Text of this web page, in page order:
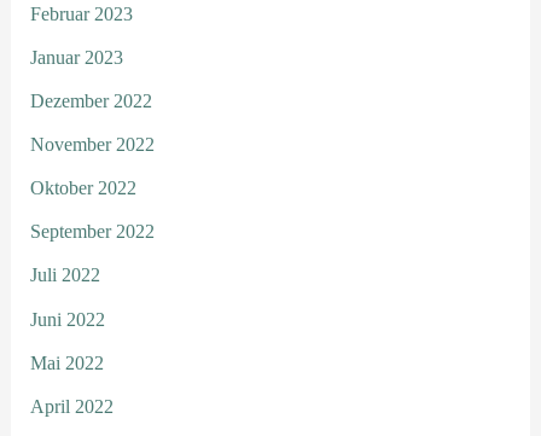
Februar 2023
Januar 2023
Dezember 2022
November 2022
Oktober 2022
September 2022
Juli 2022
Juni 2022
Mai 2022
April 2022